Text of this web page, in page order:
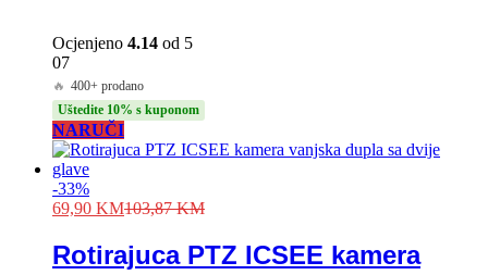
Ocjenjeno 4.14 od 5
07
🔥 400+ prodano
Uštedite 10% s kuponom
NARUČI
-33%
69,90 KM103,87KM
Rotirajuca PTZ ICSEE kamera